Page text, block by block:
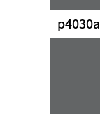
p4030a